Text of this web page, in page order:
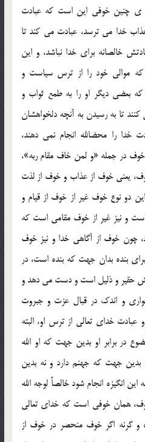
ی چنین خوفی این است که عبادت
خدا می ترسد، عبادت می کند تا
خالصانه برای خدا نباشد، و این
موالی خود را از ترس سیاست و
بعضی دیگر او را به طمع ثواب و
تا به رسیدن به آنچه دلخواهشان
خدا را محضالله انجام نمی دهند،
در جمله «و لمن خاف مقام ربه»،
یعنی خوف از عذاب و خوف از لذت
دو نوع خوف غیر از خوف از قیام و
و نیز غیر از خوف مقامی است که
چون خوف از آگاهی خدا و نیز خوف
بنده بدان جهت که بنده است، در
حقیر و ذلیل است و دست می دهد و
و اندک در قبال عزت و جبروت
خدای تعالی از ترس او، البته
در برابر او بدین جهت که او الله
بدین جهت که جهنم دارد و نه بدین
انگیزه انجام شود خالصاً لوجه الله
همان خوفی است که خدای تعالی
و گرنه اگر خوف منحصر در خوف از